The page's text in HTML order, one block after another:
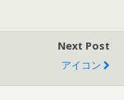
Next Post
アイコン